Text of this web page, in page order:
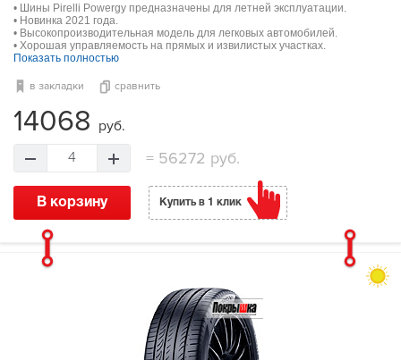
• Шины Pirelli Powergy предназначены для летней эксплуатации.
• Новинка 2021 года.
• Высокопроизводительная модель для легковых автомобилей.
• Хорошая управляемость на прямых и извилистых участках.
Показать полностью
в закладки сравнить
14068 руб.
4 = 56272 руб.
В корзину Купить в 1 клик